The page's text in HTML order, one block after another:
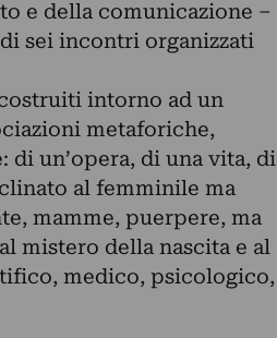
e della comunicazione –
sei incontri organizzati
intorno ad un
metaforiche,
un’opera, di una vita, di
al femminile ma
mamme, puerpere, ma
mistero della nascita e al
medico, psicologico,